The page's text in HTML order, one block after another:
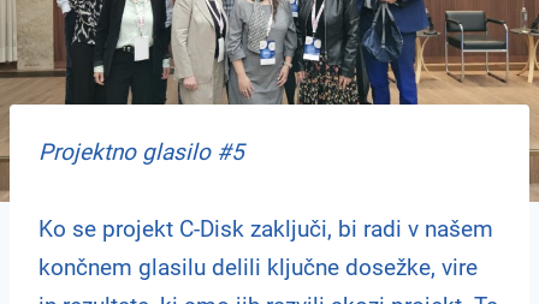
Projektno glasilo #5
Ko se projekt C-Disk zaključi, bi radi v našem
končnem glasilu delili ključne dosežke, vire